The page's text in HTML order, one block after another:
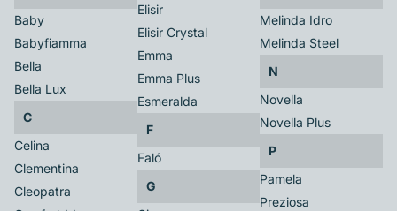
Baby
Babyfiamma
Bella
Bella Lux
C
Celina
Clementina
Cleopatra
Elisir
Elisir Crystal
Emma
Emma Plus
Esmeralda
F
Faló
G
Melinda Idro
Melinda Steel
N
Novella
Novella Plus
P
Pamela
Preziosa